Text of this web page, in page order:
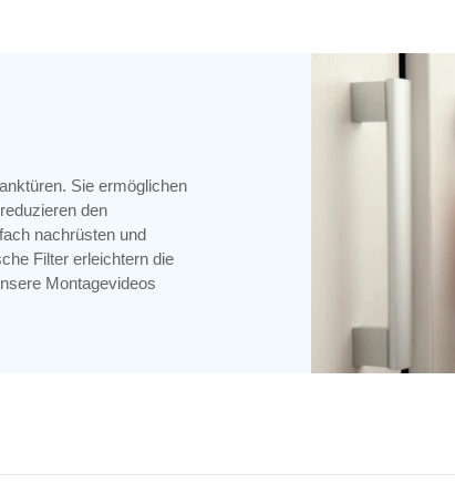
Sie ermöglichen
den
nachrüsten und
Filter erleichtern die
Montagevideos